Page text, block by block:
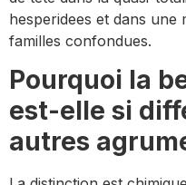
hesperidees et dans une
familles confondues.
Pourquoi la
est-elle si
autres